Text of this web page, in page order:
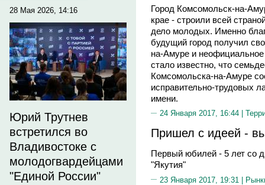
28 Мая 2026, 14:16
Юрий Трутнев
встретился во
Владивостоке с
молодогвардейцами
"Единой России"
Город Комсомольск-на-
крае - строили всей
дело молодых. Именно
будущий город получил
на-Амуре и
стало известно, что
Комсомольска-на-Амуре
исправительно-трудовых
имени.
24 Января 2017, 16:44 |
Пришел с идеей -
Первый юбилей - 5 лет со
"Якутия"
23 Января 2017, 19:31 |